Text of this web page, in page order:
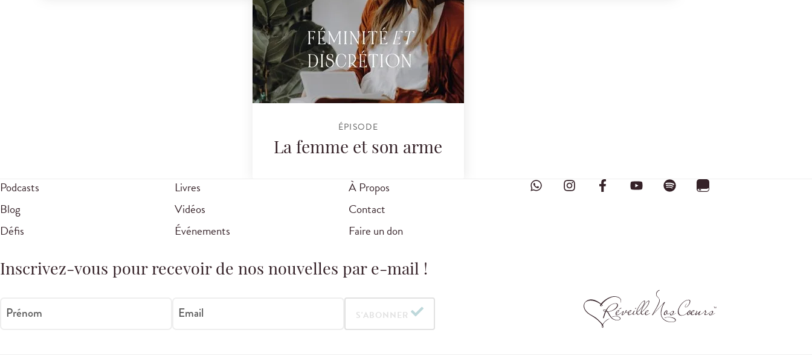
ÉPISODE
La femme et son arme
Podcasts
Blog
Défis
Livres
Vidéos
Événements
À Propos
Contact
Faire un don
Inscrivez-vous pour recevoir de nos nouvelles par e-mail !
Prénom Email S'ABONNER